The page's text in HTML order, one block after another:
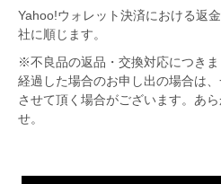
Yahoo!ウォレット決済における返
社に順じます。
※不良品の返品・交換対応につき
経過した場合のお申し出の場合は
させて頂く場合がございます。あ
せ。